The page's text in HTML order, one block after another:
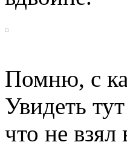
Помню, с
Увидеть
что не